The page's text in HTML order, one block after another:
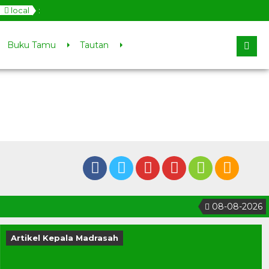
local :
Buku Tamu Tautan
08-08-2026
Artikel Kepala Madrasah